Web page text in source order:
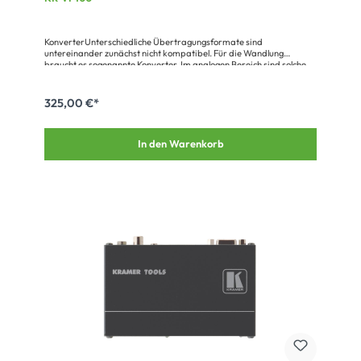
KonverterUnterschiedliche Übertragungsformate sind
untereinander zunächst nicht kompatibel. Für die Wandlung
braucht es sogenannte Konverter. Im analogen Bereich sind solche
es Analog-Digitalwandler, die auf digitaler Ebene das Bild Zeile für
Zeile neu berechnen müssen. Das gilt auch für die Wandlung in
325,00 €*
In den Warenkorb